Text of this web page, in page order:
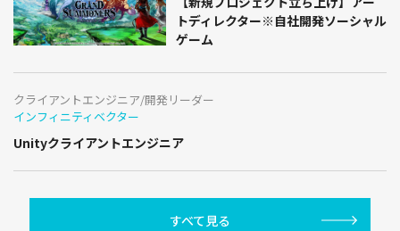
トディレクター※自社開発ソーシャル
ゲーム
クライアントエンジニア/開発リーダー
インフィニティベクター
Unityクライアントエンジニア
すべて見る